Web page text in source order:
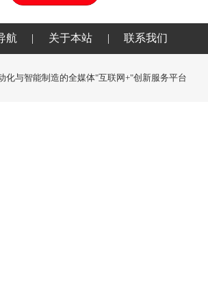
航 | 关于本站 | 联系我们
化与智能制造的全媒体"互联网+"创新服务平台